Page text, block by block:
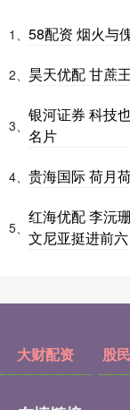
1、 58配资 烟火与
2、 昊天优配 甘蔗
3、
银河证券 科技
名片
4、 贵海国际 荷月
5、
红海优配 李沅
文尼亚挺进前六
大财配资 股